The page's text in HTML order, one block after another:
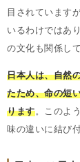
目されています
いるわけではあ
の文化も関係し
日本人は、自然
たため、命の短
ります。このよ
味の違いに結び